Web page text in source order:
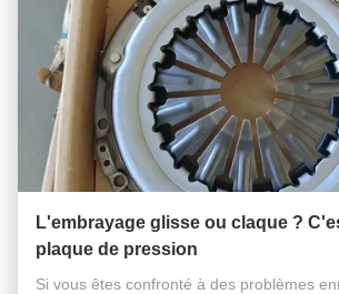
L'embrayage glisse ou claque ?
plaque de pression
Si vous êtes confronté à des problèmes